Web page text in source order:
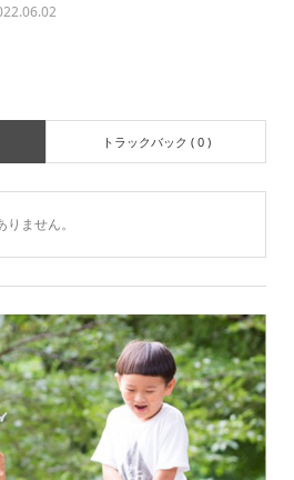
トラックバック ( 0 )
ません。